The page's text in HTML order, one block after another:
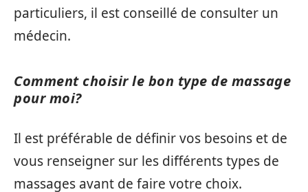
particuliers, il est conseillé de consulter un
médecin.
Comment choisir le bon type de massage
pour moi?
Il est préférable de définir vos besoins et de
vous renseigner sur les différents types de
massages avant de faire votre choix.